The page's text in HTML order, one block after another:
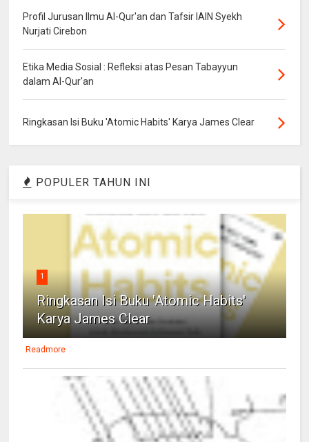
Profil Jurusan Ilmu Al-Qur'an dan Tafsir IAIN Syekh
Nurjati Cirebon
Etika Media Sosial : Refleksi atas Pesan Tabayyun
dalam Al-Qur'an
Ringkasan Isi Buku 'Atomic Habits' Karya James Clear
POPULER TAHUN INI
1
Ringkasan Isi Buku 'Atomic Habits'
Karya James Clear
Readmore